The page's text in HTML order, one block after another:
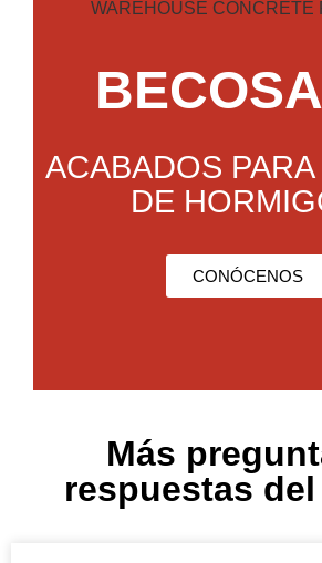
ACABADOS
DE
CONÓCENOS
Más
respuestas